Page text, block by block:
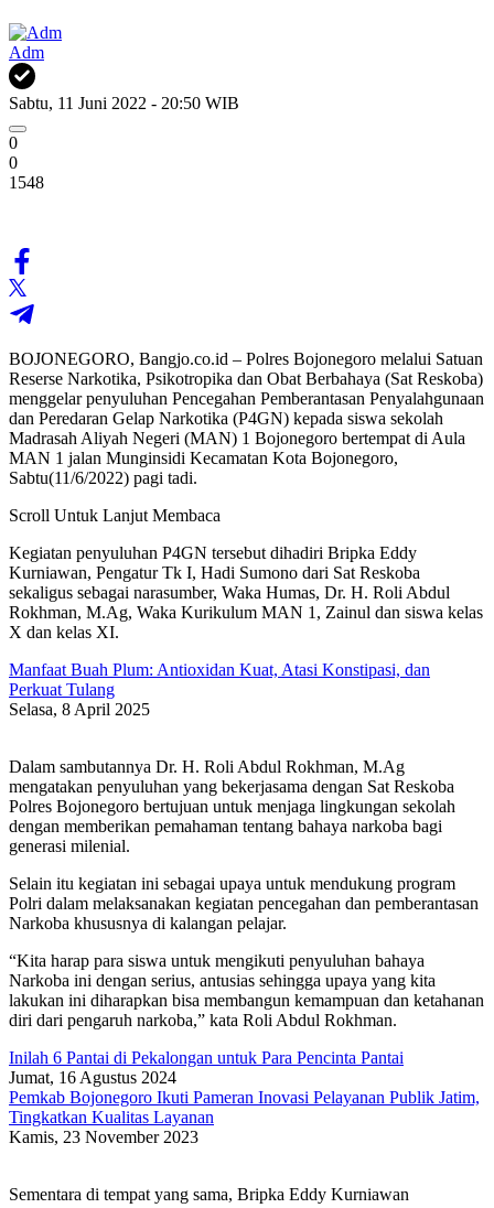
Adm
Sabtu, 11 Juni 2022 - 20:50 WIB
0
0
1548
BOJONEGORO, Bangjo.co.id – Polres Bojonegoro melalui Satuan
Reserse Narkotika, Psikotropika dan Obat Berbahaya (Sat Reskoba)
menggelar penyuluhan Pencegahan Pemberantasan Penyalahgunaan
dan Peredaran Gelap Narkotika (P4GN) kepada siswa sekolah
Madrasah Aliyah Negeri (MAN) 1 Bojonegoro bertempat di Aula
MAN 1 jalan Munginsidi Kecamatan Kota Bojonegoro,
Sabtu(11/6/2022) pagi tadi.
Scroll Untuk Lanjut Membaca
Kegiatan penyuluhan P4GN tersebut dihadiri Bripka Eddy
Kurniawan, Pengatur Tk I, Hadi Sumono dari Sat Reskoba
sekaligus sebagai narasumber, Waka Humas, Dr. H. Roli Abdul
Rokhman, M.Ag, Waka Kurikulum MAN 1, Zainul dan siswa kelas
X dan kelas XI.
Manfaat Buah Plum: Antioxidan Kuat, Atasi Konstipasi, dan
Perkuat Tulang
Selasa, 8 April 2025
Dalam sambutannya Dr. H. Roli Abdul Rokhman, M.Ag
mengatakan penyuluhan yang bekerjasama dengan Sat Reskoba
Polres Bojonegoro bertujuan untuk menjaga lingkungan sekolah
dengan memberikan pemahaman tentang bahaya narkoba bagi
generasi milenial.
Selain itu kegiatan ini sebagai upaya untuk mendukung program
Polri dalam melaksanakan kegiatan pencegahan dan pemberantasan
Narkoba khususnya di kalangan pelajar.
“Kita harap para siswa untuk mengikuti penyuluhan bahaya
Narkoba ini dengan serius, antusias sehingga upaya yang kita
lakukan ini diharapkan bisa membangun kemampuan dan ketahanan
diri dari pengaruh narkoba,” kata Roli Abdul Rokhman.
Inilah 6 Pantai di Pekalongan untuk Para Pencinta Pantai
Jumat, 16 Agustus 2024
Pemkab Bojonegoro Ikuti Pameran Inovasi Pelayanan Publik Jatim,
Tingkatkan Kualitas Layanan
Kamis, 23 November 2023
Sementara di tempat yang sama, Bripka Eddy Kurniawan